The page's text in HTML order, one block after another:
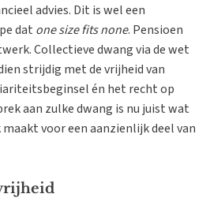
advies. Dit is wel een
dat one size fits none. Pensioen
Collectieve dwang via de wet
strijdig met de vrijheid van
én het recht op
aan zulke dwang is nu juist wat
voor een aanzienlijk deel van